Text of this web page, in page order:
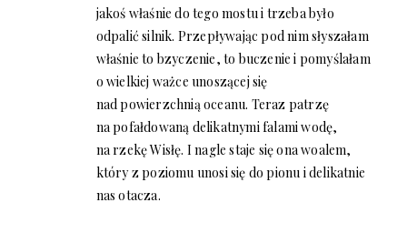
jakoś właśnie do tego mostu i trzeba było
odpalić silnik. Przepływając pod nim słyszałam
właśnie to bzyczenie, to buczenie i pomyślałam
o wielkiej ważce unoszącej się
nad powierzchnią oceanu. Teraz patrzę
na pofałdowaną delikatnymi falami wodę,
na rzekę Wisłę. I nagle staje się ona woalem,
który z poziomu unosi się do pionu i delikatnie
nas otacza.